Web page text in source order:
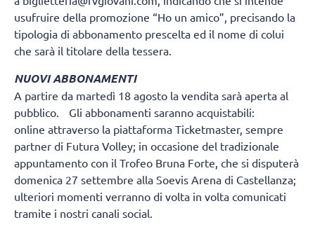
usufruire della promozione “Ho un amico”, precisando la
tipologia di abbonamento prescelta ed il nome di colui
che sarà il titolare della tessera.
NUOVI ABBONAMENTI
A partire da martedì 18 agosto la vendita sarà aperta al
pubblico. Gli abbonamenti saranno acquistabili:
online attraverso la piattaforma Ticketmaster, sempre
partner di Futura Volley; in occasione del tradizionale
appuntamento con il Trofeo Bruna Forte, che si disputerà
domenica 27 settembre alla Soevis Arena di Castellanza;
ulteriori momenti verranno di volta in volta comunicati
tramite i nostri canali social.